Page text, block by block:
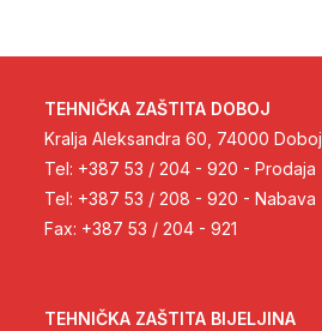
TEHNIČKA ZAŠTITA DOBOJ
Kralja Aleksandra 60, 74000 Doboj
Tel: +387 53 / 204 - 920 - Prodaja
Tel: +387 53 / 208 - 920 - Nabava
Fax: +387 53 / 204 - 921
TEHNIČKA ZAŠTITA BIJELJINA